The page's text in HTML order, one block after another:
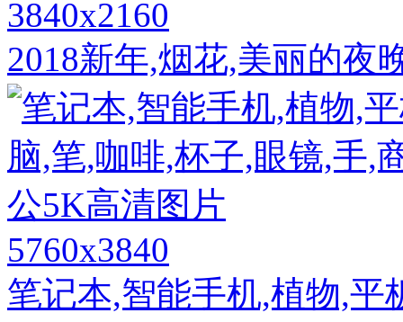
3840x2160
2018新年,烟花,美丽的夜
5760x3840
笔记本,智能手机,植物,平